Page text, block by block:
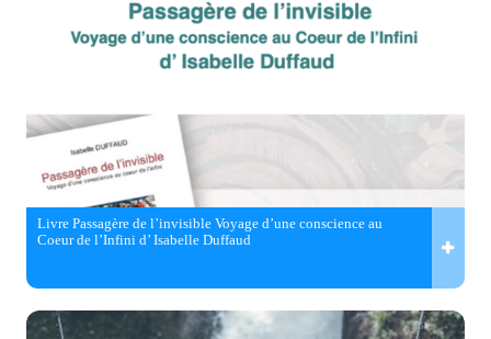
Livre Passagère de l’invisible Voyage d’une conscience au
Coeur de l’Infini d’ Isabelle Duffaud